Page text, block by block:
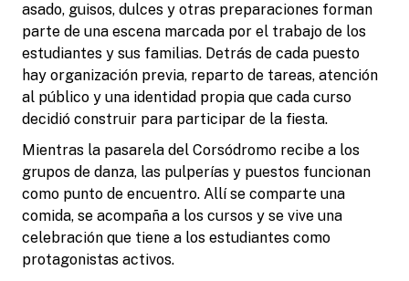
asado, guisos, dulces y otras preparaciones forman
parte de una escena marcada por el trabajo de los
estudiantes y sus familias. Detrás de cada puesto
hay organización previa, reparto de tareas, atención
al público y una identidad propia que cada curso
decidió construir para participar de la fiesta.
Mientras la pasarela del Corsódromo recibe a los
grupos de danza, las pulperías y puestos funcionan
como punto de encuentro. Allí se comparte una
comida, se acompaña a los cursos y se vive una
celebración que tiene a los estudiantes como
protagonistas activos.